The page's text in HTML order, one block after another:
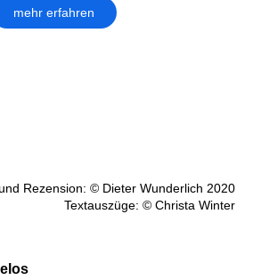
mehr erfahren
Rezension: © Dieter Wunderlich 2020
Textauszüge: © Christa Winter